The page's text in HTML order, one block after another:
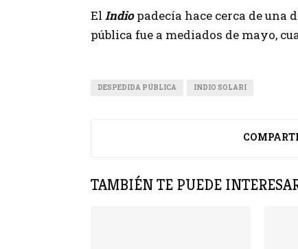
El Indiopadecía hace cerca de una
pública fue a mediados de mayo,
DESPEDIDA PÚBLICA INDIO SOLARI
TAMBIÉN TE PUEDE